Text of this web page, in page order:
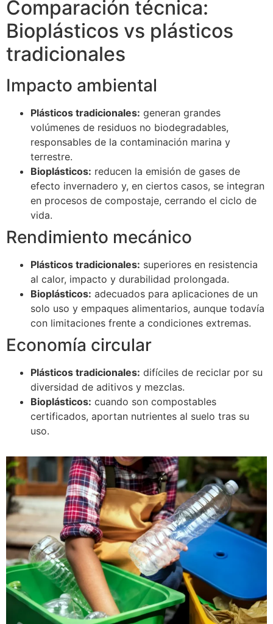
Comparación técnica:
Bioplásticos vs plásticos
tradicionales
Impacto ambiental
Plásticos tradicionales: generan grandes
volúmenes de residuos no biodegradables,
responsables de la contaminación marina y
terrestre.
Bioplásticos: reducen la emisión de gases de
efecto invernadero y, en ciertos casos, se integran
en procesos de compostaje, cerrando el ciclo de
vida.
Rendimiento mecánico
Plásticos tradicionales: superiores en resistencia
al calor, impacto y durabilidad prolongada.
Bioplásticos: adecuados para aplicaciones de un
solo uso y empaques alimentarios, aunque todavía
con limitaciones frente a condiciones extremas.
Economía circular
Plásticos tradicionales: difíciles de reciclar por su
diversidad de aditivos y mezclas.
Bioplásticos: cuando son compostables
certificados, aportan nutrientes al suelo tras su
uso.